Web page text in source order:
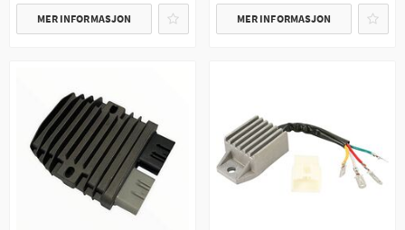
MER INFORMASJON MER INFORMASJON